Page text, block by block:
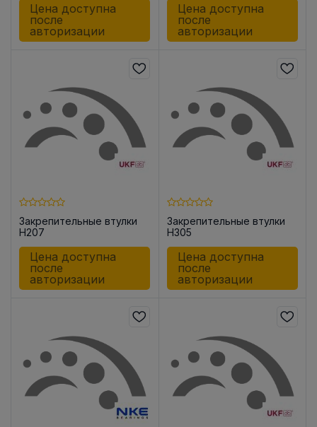
Цена доступна
после
авторизации
Цена доступна
после
авторизации
Закрепительные втулки
H207
Цена доступна
после
авторизации
Закрепительные втулки
H305
Цена доступна
после
авторизации